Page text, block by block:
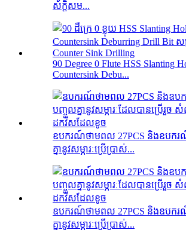
ស័ក្តិសម...
90 Degree 0 Flute HSS Slanting
Countersink Debu...
ឧបករណ៍ថាមពល 27PCS និងឧបករ
គ្នានូវសម្ភារៈប្រើប្រាស់...
ឧបករណ៍ថាមពល 27PCS និងឧបករ
គ្នានូវសម្ភារៈប្រើប្រាស់...